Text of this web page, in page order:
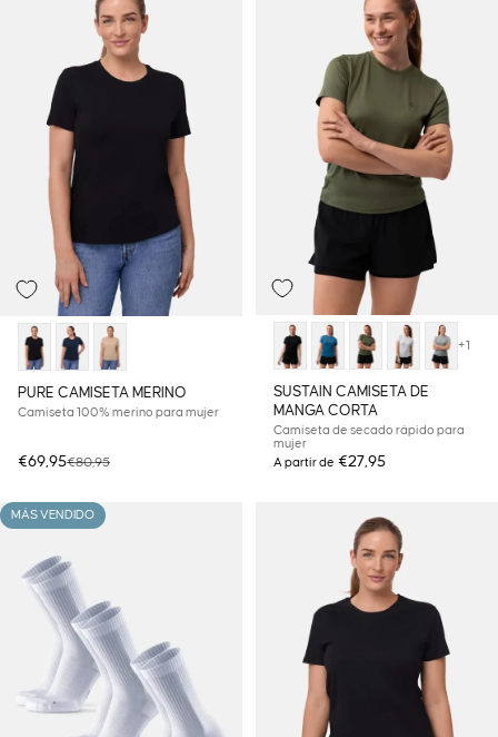
PURE CAMISETA MERINO
Camiseta 100% merino para mujer
Precio de oferta
€69,95
Precio habitual
€80,95
+1
SUSTAIN CAMISETA DE
MANGA CORTA
Camiseta de secado rápido para
mujer
A partir de €27,95
MÁS VENDIDO